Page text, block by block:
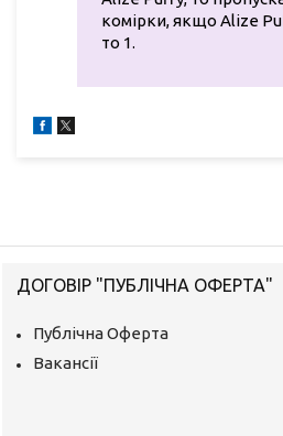
комірки, якщо Alize
то 1.
ДОГОВІР "ПУБЛІЧНА ОФЕРТА"
Публічна Оферта
Вакансії